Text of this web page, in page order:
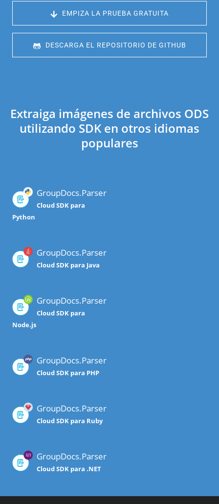
EMPIZA LA PRUEBA GRATUITA
DESCARGA EL REPOSITORIO DE GITHUB
Extraiga imágenes de archivos ODS
utilizando SDK en otros idiomas
populares
GroupDocs.Parser
Cloud SDK para
Python
GroupDocs.Parser
Cloud SDK para Java
GroupDocs.Parser
Cloud SDK para
Node.js
GroupDocs.Parser
Cloud SDK para PHP
GroupDocs.Parser
Cloud SDK para Ruby
GroupDocs.Parser
Cloud SDK para .NET